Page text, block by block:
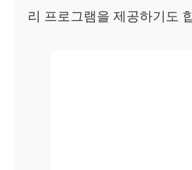
리 프로그램을 제공하기도